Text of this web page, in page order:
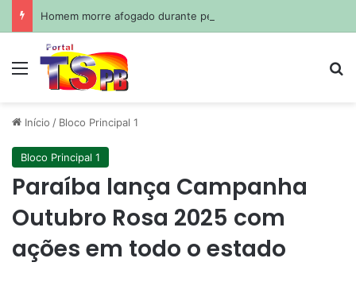
Menu
Início / Bloco Principal 1
Bloco Principal 1
Paraíba lança Campanha
Outubro Rosa 2025 com
ações em todo o estado